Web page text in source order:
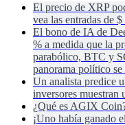
El precio de XRP
vea las entradas de
El bono de IA de
% a medida que la
parabólico, BTC y
panorama político se
Un analista predice
inversores
¿Qué es AGIX
¡Uno había ganado